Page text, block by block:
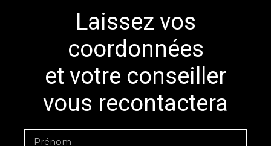
Laissez vos
coordonnées
et votre conseiller
vous recontactera
Prénom